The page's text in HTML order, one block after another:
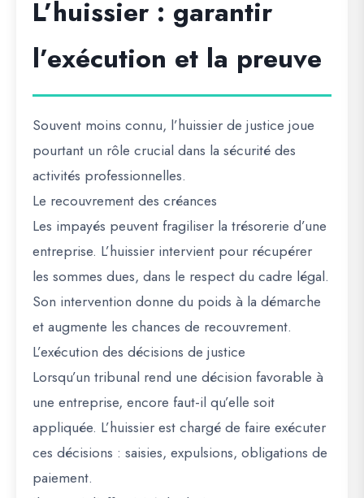
L’huissier : garantir
l’exécution et la preuve
Souvent moins connu, l’huissier de justice joue
pourtant un rôle crucial dans la sécurité des
activités professionnelles.
Le recouvrement des créances
Les impayés peuvent fragiliser la trésorerie d’une
entreprise. L’huissier intervient pour récupérer
les sommes dues, dans le respect du cadre légal.
Son intervention donne du poids à la démarche
et augmente les chances de recouvrement.
L’exécution des décisions de justice
Lorsqu’un tribunal rend une décision favorable à
une entreprise, encore faut-il qu’elle soit
appliquée. L’huissier est chargé de faire exécuter
ces décisions : saisies, expulsions, obligations de
paiement.